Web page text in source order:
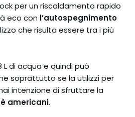
per un riscaldamento rapido
eco con l’autospegnimento
che risulta essere tra i più
di acqua e quindi può
soprattutto se la utilizzi per
intenzione di sfruttare la
americani.